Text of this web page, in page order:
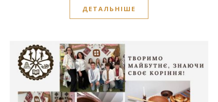
ДЕТАЛЬНІШЕ